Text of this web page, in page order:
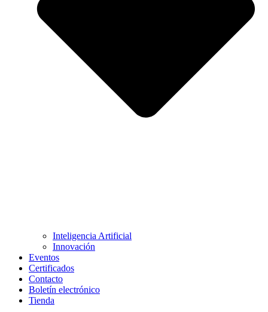
Inteligencia Artificial
Innovación
Eventos
Certificados
Contacto
Boletín electrónico
Tienda